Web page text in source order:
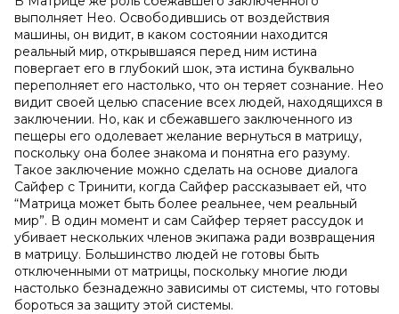
выполняет Нео. Освободившись от воздействия
машины, он видит, в каком состоянии находится
реальный мир, открывшаяся перед ним истина
повергает его в глубокий шок, эта истина буквально
переполняет его настолько, что он теряет сознание. Нео
видит своей целью спасение всех людей, находящихся в
заключении. Но, как и сбежавшего заключенного из
пещеры его одолевает желание вернуться в матрицу,
поскольку она более знакома и понятна его разуму.
Такое заключение можно сделать на основе диалога
Сайфер с Тринити, когда Сайфер рассказывает ей, что
“Матрица может быть более реальнее, чем реальный
мир”. В один момент и сам Сайфер теряет рассудок и
убивает нескольких членов экипажа ради возвращения
в матрицу. Большинство людей не готовы быть
отключенными от матрицы, поскольку многие люди
настолько безнадежно зависимы от системы, что готовы
бороться за защиту этой системы.